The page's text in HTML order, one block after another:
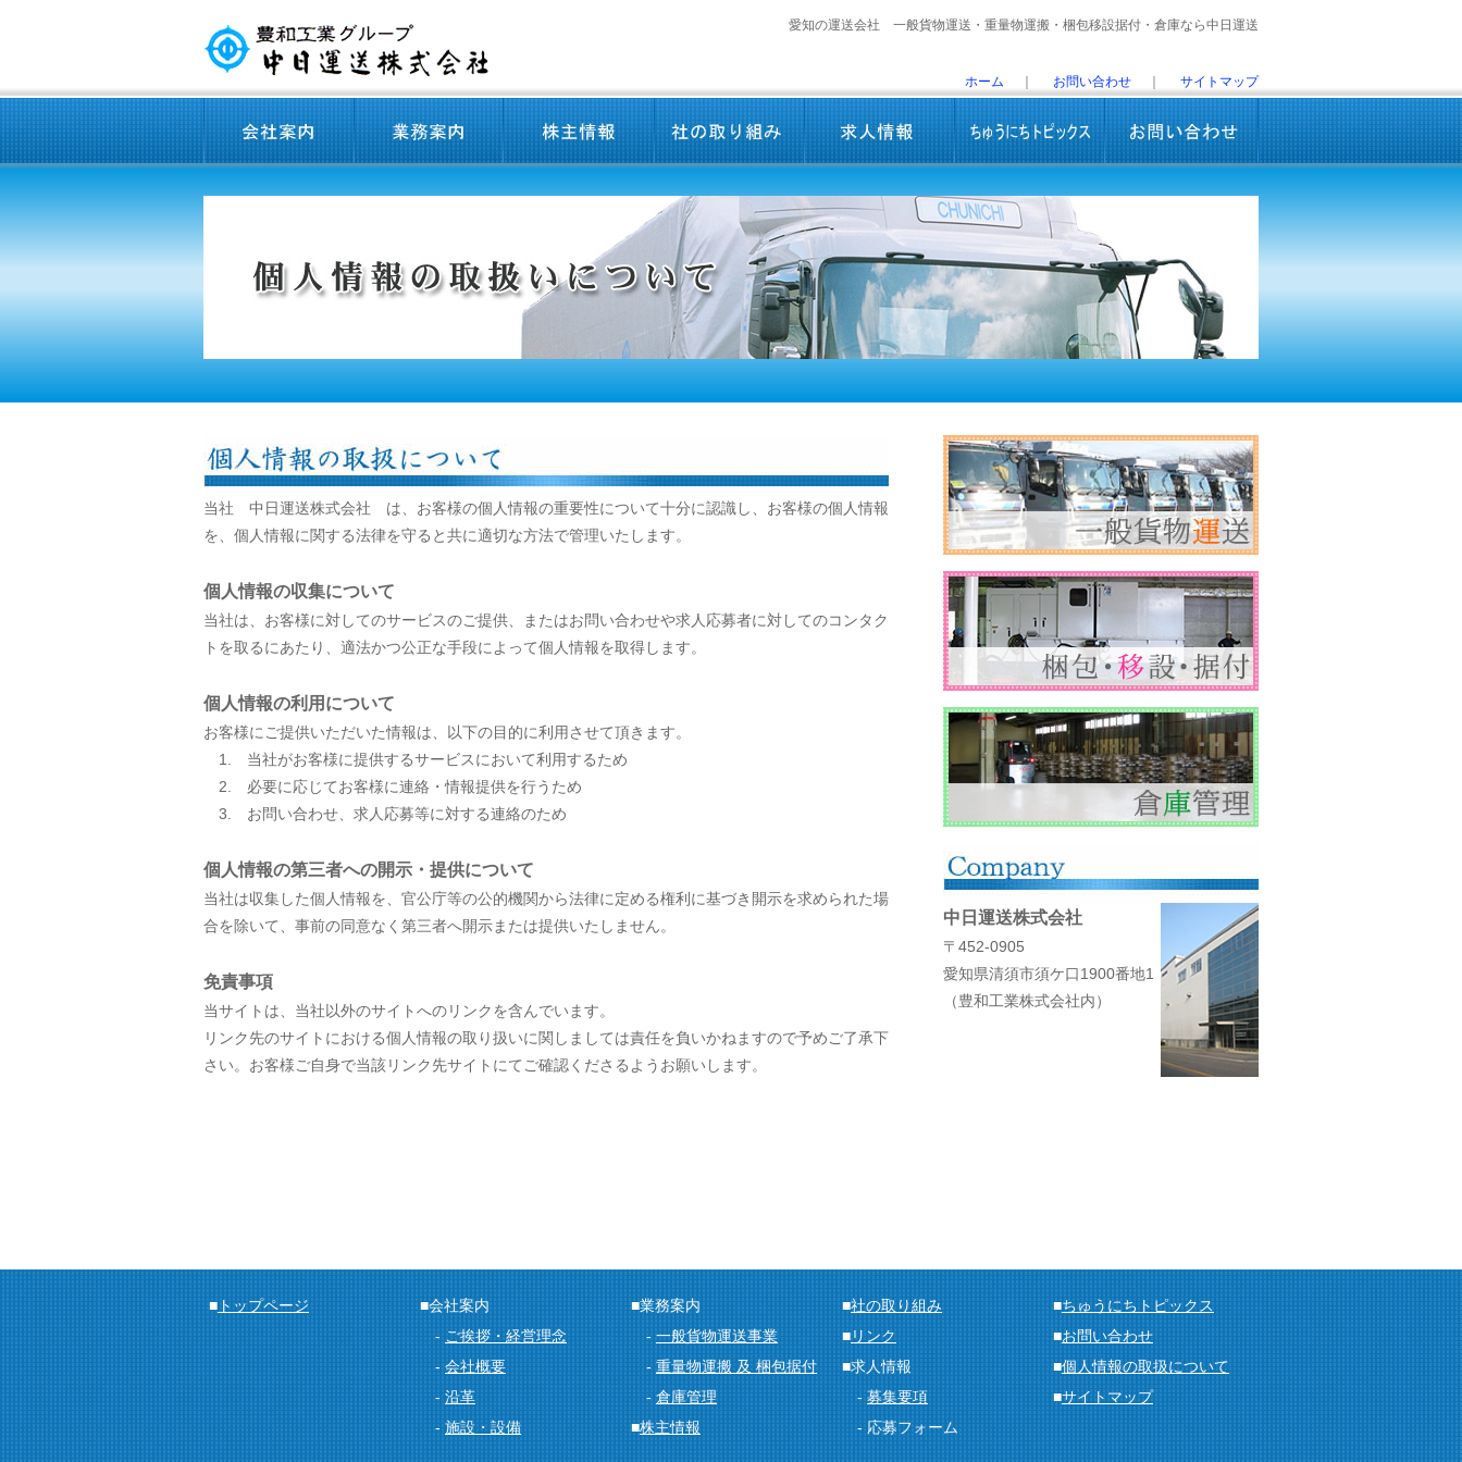
愛知の運送会社 一般貨物運送・重量物運搬・梱包移設据付・倉庫なら中日運送
ホーム お問い合わせ サイトマップ
当社 中日運送株式会社 は、お客様の個人情報の重要性について十分に認識し、お客様の個人情報
を、個人情報に関する法律を守ると共に適切な方法で管理いたします。
個人情報の収集について
当社は、お客様に対してのサービスのご提供、またはお問い合わせや求人応募者に対してのコンタク
トを取るにあたり、適法かつ公正な手段によって個人情報を取得します。
個人情報の利用について
お客様にご提供いただいた情報は、以下の目的に利用させて頂きます。
1. 当社がお客様に提供するサービスにおいて利用するため
2. 必要に応じてお客様に連絡・情報提供を行うため
3. お問い合わせ、求人応募等に対する連絡のため
個人情報の第三者への開示・提供について
当社は収集した個人情報を、官公庁等の公的機関から法律に定める権利に基づき開示を求められた場
合を除いて、事前の同意なく第三者へ開示または提供いたしません。
免責事項
当サイトは、当社以外のサイトへのリンクを含んでいます。
リンク先のサイトにおける個人情報の取り扱いに関しましては責任を負いかねますので予めご了承下
さい。お客様ご自身で当該リンク先サイトにてご確認くださるようお願いします。
中日運送株式会社
〒452-0905
愛知県清須市須ケ口1900番地1
（豊和工業株式会社内）
■トップページ ■会社案内 ■業務案内 ■社の取り組み ■ちゅうにちトピックス
-ご挨拶・経営理念 -一般貨物運送事業 ■リンク ■お問い合わせ
-会社概要 -重量物運搬 及 梱包据付 ■求人情報 ■個人情報の取扱について
-沿革 -倉庫管理 -募集要項 ■サイトマップ
-施設・設備 ■株主情報 - 応募フォーム